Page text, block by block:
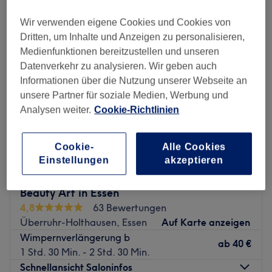
Beauty Art in Essen
4,8
63 Bewertungen
Überruhr-Holthausen, Essen
Auf Karte anzeigen
Wimpernverlängerung b
1 Std. 30 Min. - 2 Std. 30 Min.
ab 40 €
Schnellansicht Saloninfos
Wir verwenden eigene Cookies und Cookies von
Dritten, um Inhalte und Anzeigen zu personalisieren,
Medienfunktionen bereitzustellen und unseren
Datenverkehr zu analysieren. Wir geben auch
Informationen über die Nutzung unserer Webseite an
unsere Partner für soziale Medien, Werbung und
Analysen weiter. Cookie-Richtlinien
Cookie-
Einstellungen
Alle Cookies
akzeptieren